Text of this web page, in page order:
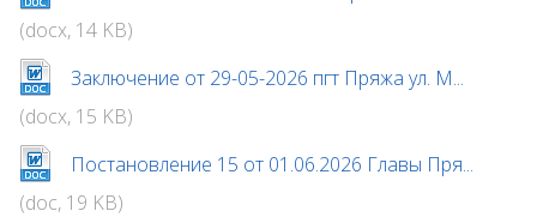
(docx, 14 KB)
Заключение от 29-05-2026 пгт Пряжа ул. М...
(docx, 15 KB)
Постановление 15 от 01.06.2026 Главы Пря...
(doc, 19 KB)